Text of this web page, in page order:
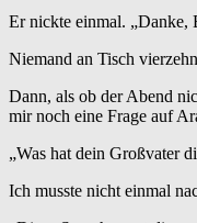
Er nickte einmal. „Danke,
Niemand an Tisch
Dann, als ob der Abend
mir noch eine Frage auf
„Was hat dein Großvater
Ich musste nicht einmal